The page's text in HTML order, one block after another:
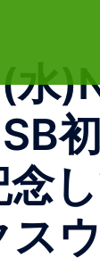
水
念
ス